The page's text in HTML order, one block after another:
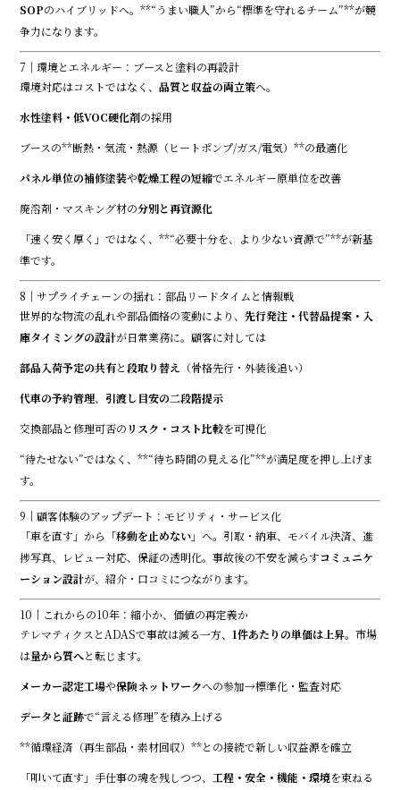
SOPのハイブリッドへ。**“うまい職人”から“標準を守れるチーム”**が競
争力になります。
7｜環境とエネルギー：ブースと塗料の再設計
環境対応はコストではなく、品質と収益の両立策へ。
水性塗料・低VOC硬化剤の採用
ブースの**断熱・気流・熱源（ヒートポンプ/ガス/電気）**の最適化
パネル単位の補修塗装や乾燥工程の短縮でエネルギー原単位を改善
廃溶剤・マスキング材の分別と再資源化
「速く安く厚く」ではなく、**“必要十分を、より少ない資源で”**が新基
準です。
8｜サプライチェーンの揺れ：部品リードタイムと情報戦
世界的な物流の乱れや部品価格の変動により、先行発注・代替品提案・入
庫タイミングの設計が日常業務に。顧客に対しては――
部品入荷予定の共有と段取り替え （骨格先行・外装後追い）
代車の予約管理、 引渡し目安の二段階提示
交換部品と修理可否のリスク・コスト比較を可視化
“待たせない”ではなく、**“待ち時間の見える化”**が満足度を押し上げま
す。
9｜顧客体験のアップデート：モビリティ・サービス化
「車を直す」から「移動を止めない」へ。引取・納車、モバイル決済、進
捗写真、レビュー対応、保証の透明化。事故後の不安を減らすコミュニケ
ーション設計が、紹介・口コミにつながります。
10｜これからの10年：縮小か、価値の再定義か
テレマティクスとADASで事故は減る一方、1件あたりの単価は上昇。市場
は量から質へと転じます。
メーカー認定工場や保険ネットワークへの参加→標準化・監査対応
データと証跡で“言える修理”を積み上げる
**循環経済（再生部品・素材回収）**との接続で新しい収益源を確立
「叩いて直す」手仕事の魂を残しつつ、 工程・安全・機能・環境を束ねる